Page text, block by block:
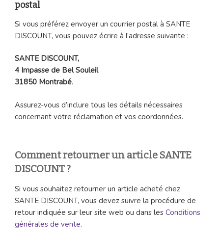
postal
Si vous préférez envoyer un courrier postal à SANTE
DISCOUNT, vous pouvez écrire à l’adresse suivante :
SANTE DISCOUNT,
4 Impasse de Bel Souleil
31850 Montrabé.
Assurez-vous d’inclure tous les détails nécessaires
concernant votre réclamation et vos coordonnées.
Comment retourner un article SANTE
DISCOUNT ?
Si vous souhaitez retourner un article acheté chez
SANTE DISCOUNT, vous devez suivre la procédure de
retour indiquée sur leur site web ou dans les Conditions
générales de vente.